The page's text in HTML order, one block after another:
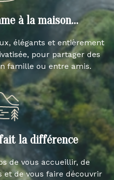
à la maison…
élégants et entièrement
pour partager des
famille ou entre amis.
la différence
de vous accueillir, de
et de vous faire découvrir